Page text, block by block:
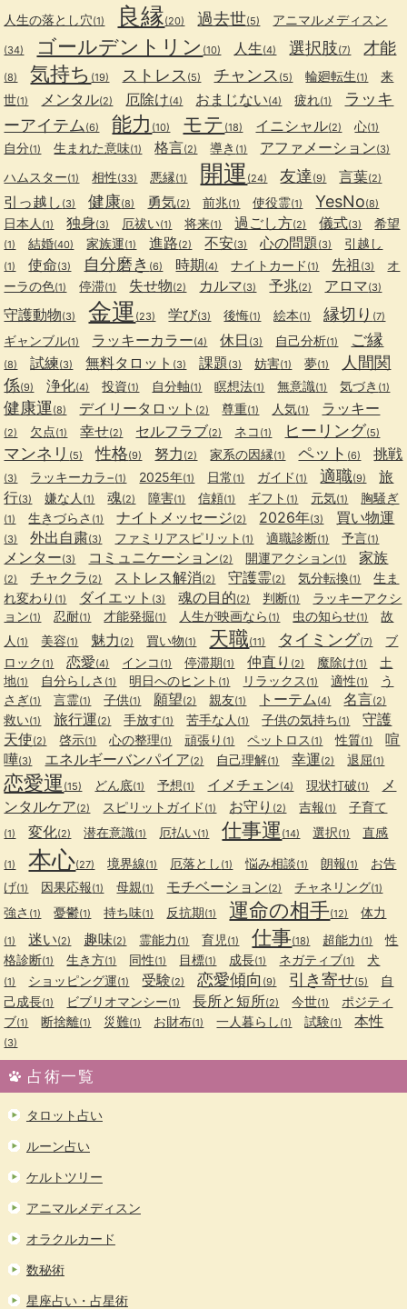
人生の落とし穴(1) 良縁(20) 過去世(5) アニマルメディスン
(34) ゴールデントリン (10) 人生(4) 選択肢(7) 才能
(8) 気持ち (19) ストレス (5) チャンス (5) 輪廻転生(1)
来
世(1) メンタル(2) 厄除け(4) おまじない(4) 疲れ(1)
ラッキ
ーアイテム (6) 能力 (10) モテ (18) イニシャル(2) 心(1)
自分(1) 生まれた意味(1) 格言(2) 導き (1) アファメーション(3)
ハムスター(1) 相性(33) 悪縁(1) 開運 (24) 友達 (9) 言葉(2)
引っ越し (3) 健康(8) 勇気(2) 前兆(1) 使役霊(1) YesNo(8)
日本人 (1) 独身(3) 厄祓い(1) 将来(1) 過ごし方(2) 儀式(3) 希望
(1) 結婚(40) 家族運(1) 進路(2) 不安(3) 心の問題 (3) 引越し
(1) 使命(3) 自分磨き (6) 時期(4) ナイトカード (1) 先祖 (3)
オ
ーラの色(1) 停滞(1) 失せ物(2) カルマ(3) 予兆(2) アロマ(3)
守護動物(3) 金運 (23) 学び(3) 後悔(1) 絵本(1) 縁切り (7)
ギャンブル(1) ラッキーカラー(4) 休日 (3) 自己分析(1) ご縁
(8) 試練(3) 無料タロット (3) 課題 (3) 妨害(1) 夢(1)
人間関
係(9) 浄化(4) 投資(1) 自分軸(1) 瞑想法(1) 無意識(1) 気づき (1)
健康運(8) デイリータロット (2) 尊重(1) 人気(1) ラッキー
(2) 欠点(1) 幸せ(2) セルフラブ(2) ネコ (1) ヒーリング(5)
マンネリ (5) 性格(9) 努力 (2) 家系の因縁(1) ペット (6) 挑戦
(3) ラッキーカラ−(1) 2025年(1) 日常 (1) ガイド (1) 適職(9)
旅
行(3) 嫌な人 (1) 魂(2) 障害(1) 信頼(1) ギフト (1) 元気(1) 胸騒ぎ
(1) 生きづらさ (1) ナイトメッセージ(2) 2026年(3) 買い物運
(3) 外出自粛(3) ファミリアスピリット (1) 適職診断(1) 予言(1)
メンター(3) コミュニケーション(2) 開運アクション(1) 家族
(2) チャクラ (2) ストレス解消(2) 守護霊(2) 気分転換(1)
生ま
れ変わり (1) ダイエット (3) 魂の目的(2) 判断(1)
ラッキーアクシ
ョン(1) 忍耐(1) 才能発掘(1) 人生が映画なら (1) 虫の知らせ(1)
故
人 (1) 美容(1) 魅力 (2) 買い物(1) 天職(11) タイミング(7)
ブ
ロック (1) 恋愛(4) インコ (1) 停滞期(1) 仲直り (2) 魔除け(1)
土
地(1) 自分らしさ (1) 明日へのヒント (1) リラックス (1) 適性(1)
う
さぎ(1) 言霊(1) 子供(1) 願望(2) 親友(1) トーテム (4) 名言(2)
救い(1) 旅行運(2) 手放す(1) 苦手な人 (1) 子供の気持ち(1)
守護
天使(2) 啓示(1) 心の整理(1) 頑張り (1) ペットロス (1) 性質(1)
喧
嘩(3) エネルギーバンパイア(2) 自己理解(1) 幸運(2) 退屈(1)
恋愛運 (15) どん底(1) 予想(1) イメチェン(4) 現状打破(1)
メ
ンタルケア(2) スピリットガイド (1) お守り (2) 吉報(1) 子育て
(1) 変化(2) 潜在意識(1) 厄払い(1) 仕事運 (14) 選択(1) 直感
(1) 本心(27) 境界線(1) 厄落とし (1) 悩み相談(1) 朗報(1)
お告
げ(1) 因果応報(1) 母親(1) モチベーション(2) チャネリング(1)
強さ (1) 憂鬱(1) 持ち味(1) 反抗期(1) 運命の相手(12) 体力
(1) 迷い(2) 趣味(2) 霊能力 (1) 育児 (1) 仕事(18) 超能力 (1)
性
格診断(1) 生き方(1) 同性(1) 目標(1) 成長(1) ネガティブ(1) 犬
(1) ショッピング運(1) 受験(2) 恋愛傾向 (9) 引き寄せ(5)
自
己成長(1) ビブリオマンシー(1) 長所と短所(2) 今世(1)
ポジティ
ブ(1) 断捨離(1) 災難(1) お財布(1) 一人暮らし (1) 試験(1) 本性
(3)
占術一覧
タロット占い
ルーン占い
ケルトツリー
アニマルメディスン
オラクルカード
数秘術
星座占い・占星術